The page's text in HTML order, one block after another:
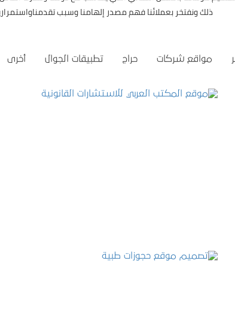
ذلك ونفتخر بعملائنا فهم مصدر إلهامنا وسبب
مواقع شركات حراج تطبيقات الجوال أخرى